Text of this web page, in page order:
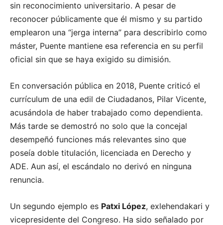
sin reconocimiento universitario. A pesar de
reconocer públicamente que él mismo y su partido
emplearon una “jerga interna” para describirlo como
máster, Puente mantiene esa referencia en su perfil
oficial sin que se haya exigido su dimisión.
En conversación pública en 2018, Puente criticó el
currículum de una edil de Ciudadanos, Pilar Vicente,
acusándola de haber trabajado como dependienta.
Más tarde se demostró no solo que la concejal
desempeñó funciones más relevantes sino que
poseía doble titulación, licenciada en Derecho y
ADE. Aun así, el escándalo no derivó en ninguna
renuncia.
Un segundo ejemplo es Patxi López, exlehendakari y
vicepresidente del Congreso. Ha sido señalado por